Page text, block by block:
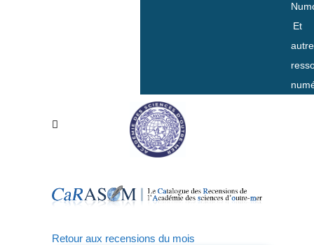
Et
Retour aux recensions du mois